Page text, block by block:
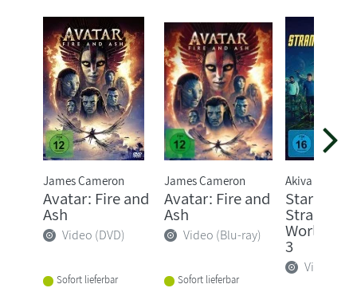
James Cameron
Avatar: Fire and
Ash
Video (DVD)
Sofort lieferbar
James Cameron
Avatar: Fire and
Ash
Video (Blu-ray)
Sofort lieferbar
Akiva
Star Trek -
Strange
Worlds -
3
Video